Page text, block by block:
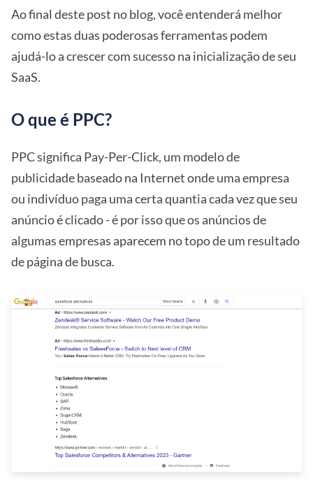
Ao final deste post no blog, você entenderá melhor
como estas duas poderosas ferramentas podem
ajudá-lo a crescer com sucesso na inicialização de seu
SaaS.
O que é PPC?
PPC significa Pay-Per-Click, um modelo de
publicidade baseado na Internet onde uma empresa
ou indivíduo paga uma certa quantia cada vez que seu
anúncio é clicado - é por isso que os anúncios de
algumas empresas aparecem no topo de um resultado
de página de busca.